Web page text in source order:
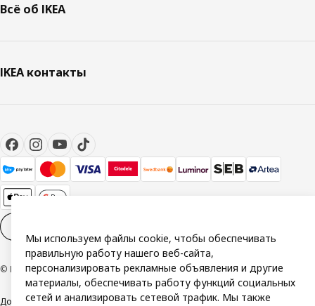
Всё об IKEA
IKEA контакты
© Inter IKEA Systems B.V. 1999-2026
Доступность Общие условияПолитика Конфиденциальности
Мы используем файлы cookie, чтобы обеспечивать
правильную работу нашего веб-сайта,
персонализировать рекламные объявления и другие
материалы, обеспечивать работу функций социальных
сетей и анализировать сетевой трафик. Мы также